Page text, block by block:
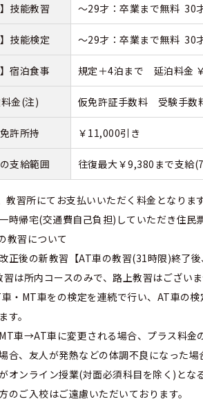
】技能教習 ～29才：卒業まで無料
】技能検定 ～29才：卒業まで無料 30
】宿泊食事 規定＋4泊まで 延泊料金
金(注) 仮免許証手数料 受験手数
許所持 ￥11,000引き
支給範囲 往復最大￥9,380まで支給
教習所にてお支払いいただく料金となり
時帰宅(交通費自己負担)していただき住民
教習について
正後の新教習【AT車の教習(31時限)終了
習は所内コースのみで、路上教習はござい
車・MT車をの検定を連続で行い、AT車の
す。
車→AT車に変更される場合、プラス料金
合、友人が発熱などの体調不良になった
オンライン授業(対面必須科目を除く)とな
のご入校はご遠慮いただいております。